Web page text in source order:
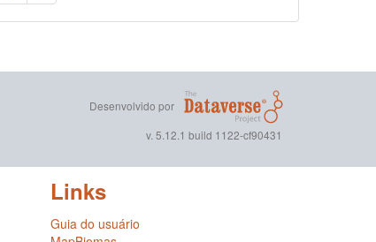
Desenvolvido por
v. 5.12.1 build 1122-cf90431
Links
Guia do usuário